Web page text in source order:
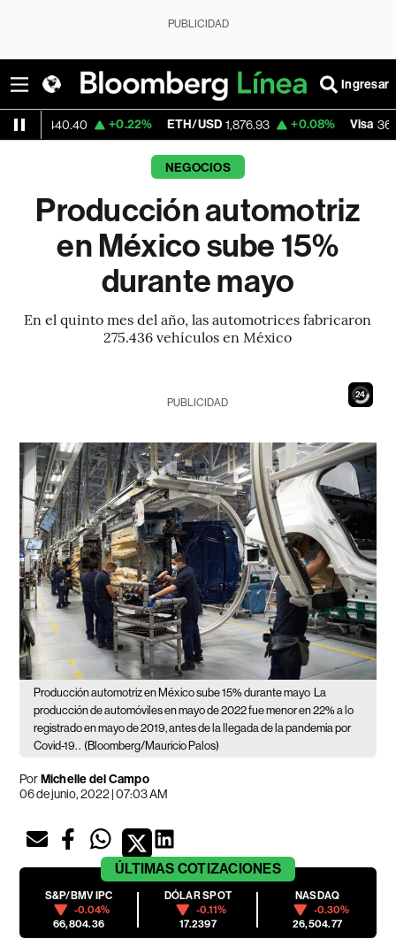
PUBLICIDAD
Ingresar
+0.22% ETH/USD 1,876.93 +0.08% Visa 367.22 -
NEGOCIOS
Producción automotriz
en México sube 15%
durante mayo
En el quinto mes del año, las automotrices fabricaron
275.436 vehículos en México
23
PUBLICIDAD
Producción automotriz en México sube 15% durante mayo La
producción de automóviles en mayo de 2022 fue menor en 22% a lo
registrado en mayo de 2019, antes de la llegada de la pandemia por
Covid-19. . (Bloomberg/Mauricio Palos)
PorMichelle del Campo
06 de junio, 2022 | 07:03 AM
ÚLTIMAS COTIZACIONES
S&P/BMV IPC
-0.04%
66,804.36
DÓLAR SPOT
-0.11%
17.2397
NASDAQ
-0.30%
26,504.77